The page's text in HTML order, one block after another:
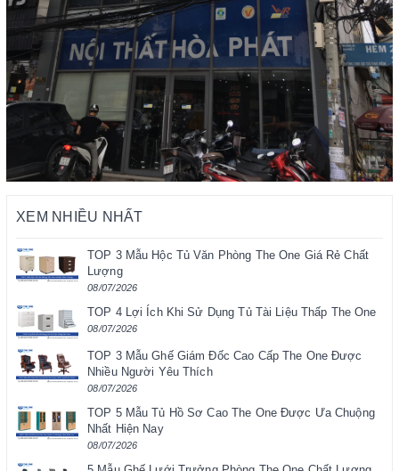
XEM NHIỀU NHẤT
TOP 3 Mẫu Hộc Tủ Văn Phòng The One Giá Rẻ Chất
Lượng
08/07/2026
TOP 4 Lợi Ích Khi Sử Dụng Tủ Tài Liệu Thấp The One
08/07/2026
TOP 3 Mẫu Ghế Giám Đốc Cao Cấp The One Được
Nhiều Người Yêu Thích
08/07/2026
TOP 5 Mẫu Tủ Hồ Sơ Cao The One Được Ưa Chuộng
Nhất Hiện Nay
08/07/2026